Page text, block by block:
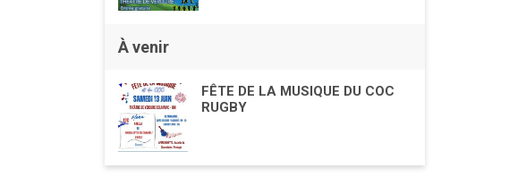
À venir
FÊTE DE LA MUSIQUE DU COC
RUGBY